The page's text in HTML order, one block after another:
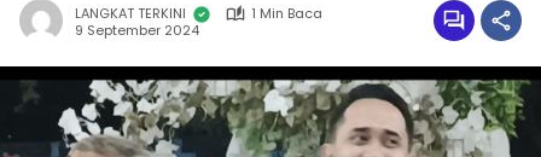
LANGKAT TERKINI
1 Min Baca
9 September 2024